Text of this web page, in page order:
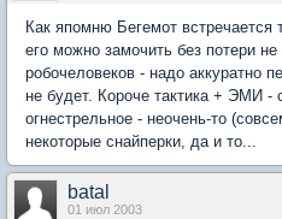
Как япомню Бегемот встречается
его можно замочить без потери
робочеловеков - надо аккуратно
не будет. Короче тактика + ЭМИ
огнестрельное - неочень-то
некоторые снайперки, да и то...
batal
01 июл 2003